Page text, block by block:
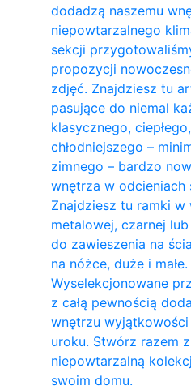
dodadzą naszemu
niepowtarzalnego
sekcji
propozycji
zdjęć. Znajdziesz tu
pasujące do niemal
klasycznego,
chłodniejszego –
zimnego – bardzo
wnętrza w odcieniach
Znajdziesz tu ramki w
metalowej, czarnej
do zawieszenia na
na nóżce, duże i małe.
Wyselekcjonowane
z całą pewnością
wnętrzu wyjątkowości
uroku. Stwórz razem
niepowtarzalną
swoim domu.